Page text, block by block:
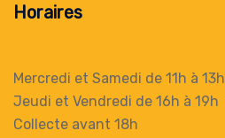
Horaires
Mercredi et Samedi de 11h à 13h
Jeudi et Vendredi de 16h à 19h
Collecte avant 18h